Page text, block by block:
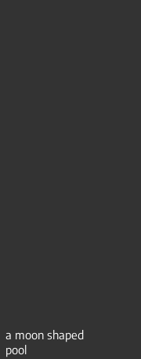
a moon shaped
pool